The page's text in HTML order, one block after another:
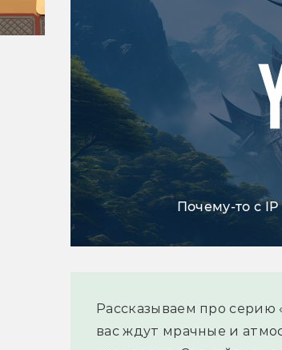
Почему-то с
Рассказываем про серию
вас ждут мрачные и